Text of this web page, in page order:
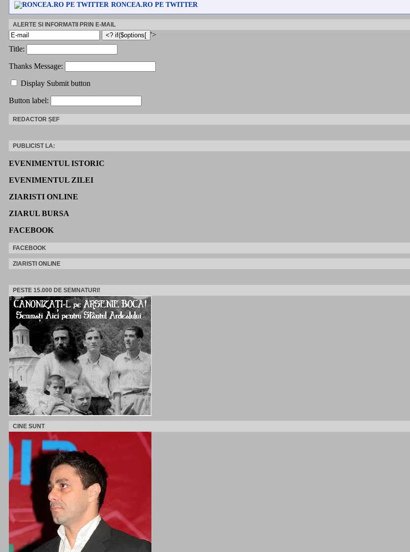
RONCEA.RO PE TWITTER
ALERTE SI INFORMATII PRIN E-MAIL
'>
Title:
Thanks Message:
Display Submit button
Button label:
REDACTOR ȘEF
PUBLICIST LA:
EVENIMENTUL ISTORIC
EVENIMENTUL ZILEI
ZIARISTI ONLINE
ZIARUL BURSA
FACEBOOK
FACEBOOK
ZIARISTI ONLINE
PESTE 15.000 DE SEMNATURI!
CINE SUNT